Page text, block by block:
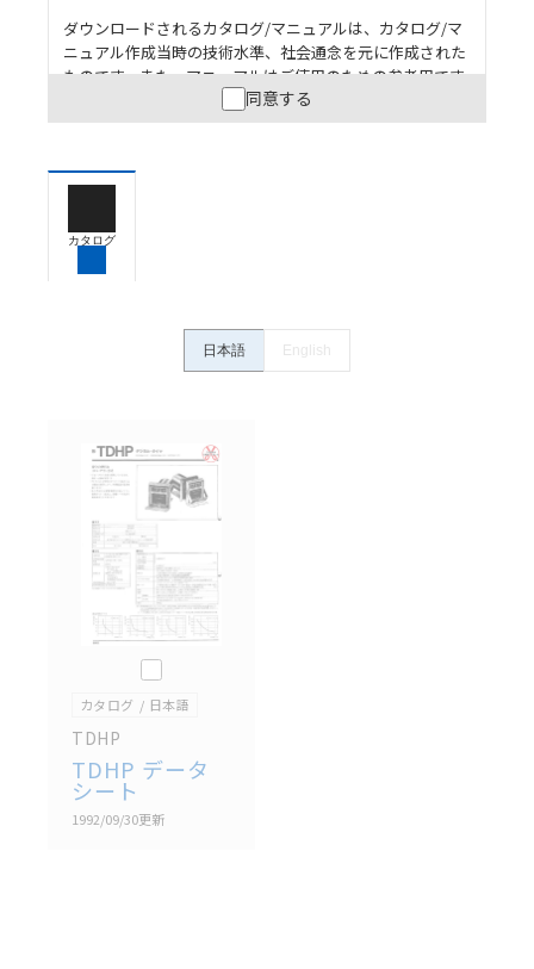
ダウンロードされるカタログ/マニュアルは、カタログ/マ
ニュアル作成当時の技術水準、社会通念を元に作成された
ものです。また、マニュアルはご使用のための参考用です
ので、ご使用にあたっての安全性については十分にご配慮
ください。以下の内容をご承諾の上、ご利用ください。
うな用途に使用される場合には、システム全体として
保できるよう設計されていること、および本製品が全
ていることを、必ず事前に確認してください。
ン事例は参考用ですので、ご採用に際しては機器・装
置の機能や安全性をご確認のうえご使用ください。・
ている可能性がありますがご容赦ください。
記載されているサービス内容や連絡先等は作成当時の
ものであり、変更・改定させていただいている可能性
があります。改めて当サイトの掲載内容をご確認のう
え、ご用命下さいますようお願いいたします。
同意する
カタログ
日本語 English
このカタログを選択
カタログ 日本語
TDHP
TDHP データ
シート
1992/09/30更新